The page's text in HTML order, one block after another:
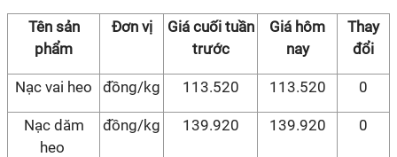
Tên sản
phẩm
Đơn vị
Giá cuối tuần
trước
Giá hôm
nay
Thay
đổi
Nạc vai heo đồng/kg 113.520 113.520 0
Nạc dăm
heo
đồng/kg 139.920 139.920 0